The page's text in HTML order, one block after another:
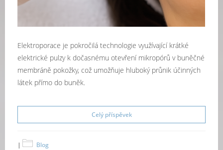
Elektroporace je pokročilá technologie využívající krátké
elektrické pulzy k dočasnému otevření mikropórů v buněčné
membráně pokožky, což umožňuje hluboký průnik účinných
látek přímo do buněk.
Celý příspěvek
| Blog